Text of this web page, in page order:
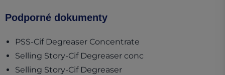
Podporné dokumenty
PSS-Cif Degreaser Concentrate
Selling Story-Cif Degreaser conc
Selling Story-Cif Degreaser(opens in a new tab)